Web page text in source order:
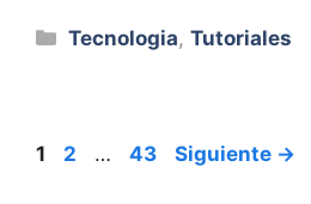
Categorías
Tecnologia,Tutoriales
Página
1 Página
2 … Página
43 Siguiente →